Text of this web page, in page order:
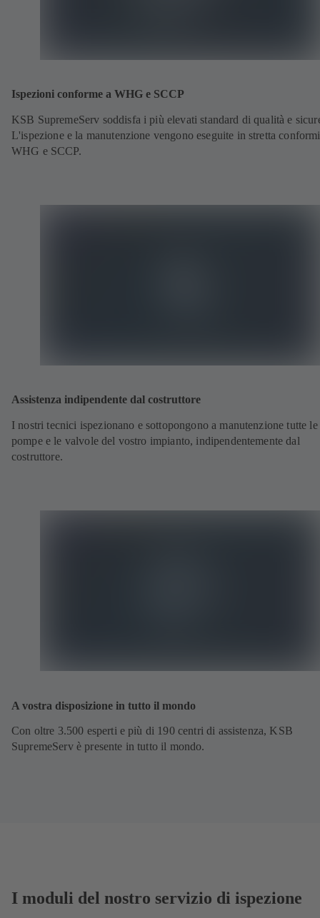
Ispezioni conforme a WHG e SCCP
KSB SupremeServ soddisfa i più elevati standard di qualità e
L'ispezione e la manutenzione vengono eseguite in stretta
WHG e SCCP.
Assistenza indipendente dal costruttore
I nostri tecnici ispezionano e sottopongono a manutenzione tutte le
pompe e le valvole del vostro impianto, indipendentemente dal
costruttore.
A vostra disposizione in tutto il mondo
Con oltre 3.500 esperti e più di 190 centri di assistenza, KSB
SupremeServ è presente in tutto il mondo.
I moduli del nostro servizio di ispezione